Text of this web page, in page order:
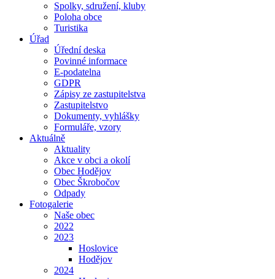
Spolky, sdružení, kluby
Poloha obce
Turistika
Úřad
Úřední deska
Povinné informace
E-podatelna
GDPR
Zápisy ze zastupitelstva
Zastupitelstvo
Dokumenty, vyhlášky
Formuláře, vzory
Aktuálně
Aktuality
Akce v obci a okolí
Obec Hodějov
Obec Škrobočov
Odpady
Fotogalerie
Naše obec
2022
2023
Hoslovice
Hodějov
2024